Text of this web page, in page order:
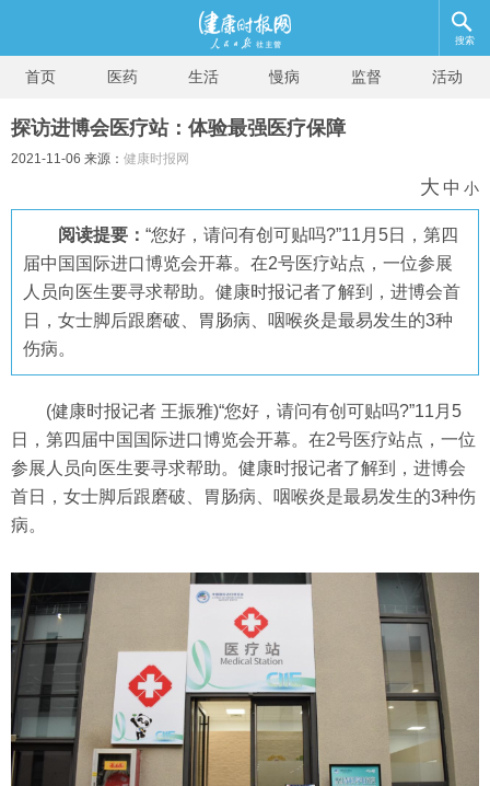
搜索
首页 医药 生活 慢病 监督 活动
探访进博会医疗站：体验最强医疗保障
2021-11-06 来源： 健康时报网
大 中 小
阅读提要： “您好，请问有创可贴吗?”11月5日，第四
届中国国际进口博览会开幕。在2号医疗站点，一位参展
人员向医生要寻求帮助。健康时报记者了解到，进博会首
日，女士脚后跟磨破、胃肠病、咽喉炎是最易发生的3种
伤病。
(健康时报记者 王振雅)“您好，请问有创可贴吗?”11月5
日，第四届中国国际进口博览会开幕。在2号医疗站点，一位
参展人员向医生要寻求帮助。健康时报记者了解到，进博会
首日，女士脚后跟磨破、胃肠病、咽喉炎是最易发生的3种伤
病。